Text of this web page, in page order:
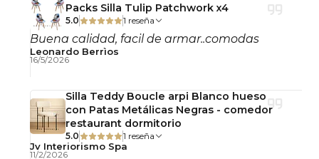
Packs Silla Tulip Patchwork x4
5.0 1 reseña
Buena calidad, facil de armar..comodas
Leonardo Berrìos
16/5/2026
Silla Teddy Boucle arpi Blanco hueso
con Patas Metálicas Negras - comedor
restaurant dormitorio
5.0 1 reseña
Jv Interiorismo Spa
11/2/2026